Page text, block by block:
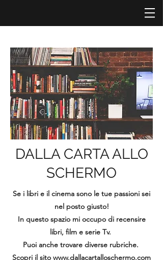
DALLA CARTA ALLO
SCHERMO
Se i libri e il cinema sono le tue passioni sei
nel posto giusto!
In questo spazio mi occupo di recensire
libri, film e serie Tv.
Puoi anche trovare diverse rubriche.
Scopri il sito www.dallacartalloschermo.com